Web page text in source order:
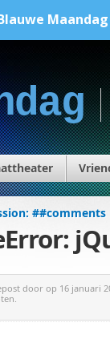
##comments
doorop 16 januari